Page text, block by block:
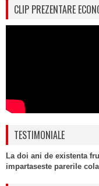
CLIP PREZENTARE
TESTIMONIALE
La doi ani de existenta
impartaseste parerile